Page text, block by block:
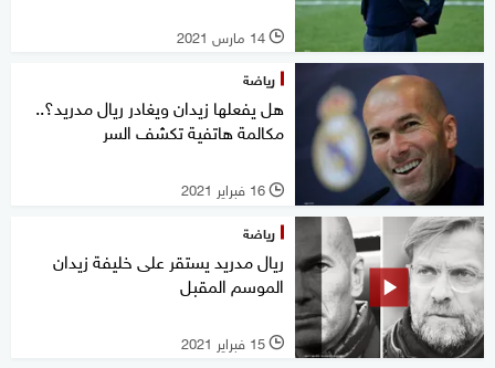
l 14 مارس 2021
رياضة
هل يفعلها زيدان ويغادر ريال مدريد؟..
مكالمة هاتفية تكشف السر
l 16 فبراير 2021
رياضة
ريال مدريد يستقر على خليفة زيدان
الموسم المقبل
l 15 فبراير 2021